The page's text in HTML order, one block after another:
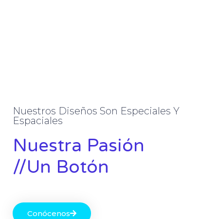
Nuestros Diseños Son Especiales Y
Espaciales
Nuestra Pasión
//Un Botón
Conócenos